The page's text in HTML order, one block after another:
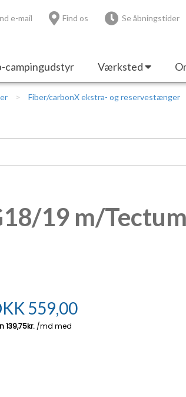
e-mail Find os Se åbningstider
campingudstyr Værksted
Fiber/carbonX ekstra- og reservestænger
19 m/
559,00